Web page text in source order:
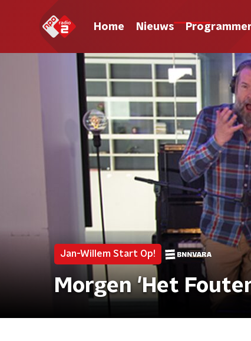
Home Nieuws
Jan-Willem Start Op!
Morgen 'Het